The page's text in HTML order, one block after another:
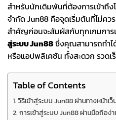
สำหรับนักเดิมพันที่ต้องการเข้าถึ
จำกัด Jun88 คือจุดเริ่มต้นที่ไม่คว
สำคัญก่อนจะสัมผัสกับทุกเกมกา
สู่ระบบJun88ซึ่งคุณสามารถทำไ
หรือแอปพลิเคชัน ทั้งสะดวก รวด
Table of Contents
วิธีเข้าสู่ระบบ Jun88 ผ่านทางหน้าเ
การเข้าสู่ระบบ Jun88 ผ่านมือถือง่